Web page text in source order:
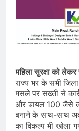
महिला सुरक्षा को लेकर
राज्य भर के सभी
मसले पर सख्ती से
और डायल 100 जैसे
बनाने के साथ-साथ
का विकल्प भी खोला